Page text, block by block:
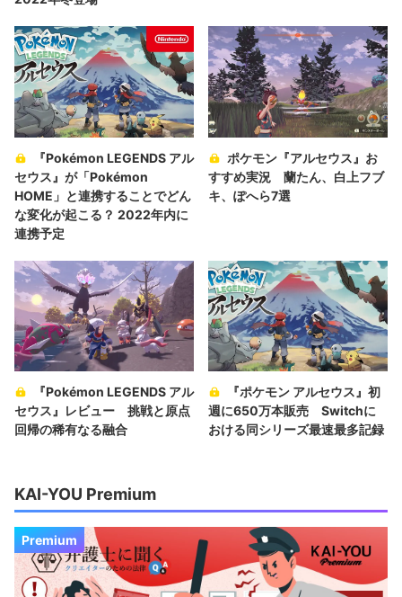
『Pokémon LEGENDS アル
セウス』が「Pokémon
HOME」と連携することでどん
な変化が起こる？ 2022年内に
連携予定
ポケモン『アルセウス』お
すすめ実況 蘭たん、白上フブ
キ、ぽへら7選
『Pokémon LEGENDS アル
セウス』レビュー 挑戦と原点
回帰の稀有なる融合
『ポケモン アルセウス』初
週に650万本販売 Switchに
おける同シリーズ最速最多記録
KAI-YOU Premium
Premium